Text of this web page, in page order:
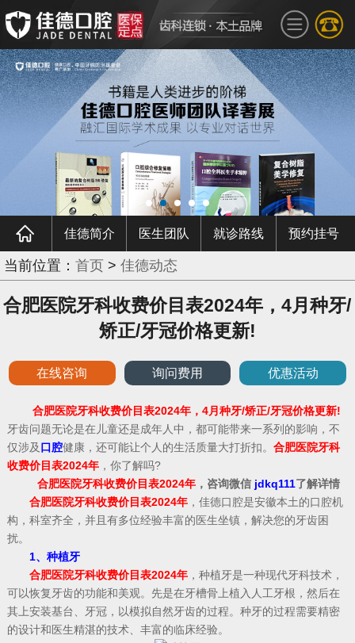
佳德简介 医生团队 就诊路线 预约挂号
当前位置： 首页 > 佳德动态
合肥医院牙科收费价目表2024年，4月种牙/
矫正/牙冠价格更新!
在线咨询 询问费用 优惠活动
合肥医院牙科收费价目表2024年，4月种牙/矫正/牙冠价格更新!
牙齿问题无论是在儿童还是成年人中，都可能带来一系列的影响，不
仅涉及口腔健康，还可能让个人的生活质量大打折扣。 合肥医院牙科
收费价目表2024年，你了解吗?
合肥医院牙科收费价目表2024年，咨询微信jdkq111了解详情
合肥医院牙科收费价目表2024年，佳德口腔是安徽本土的口腔机
构，科室齐全，并且有多位经验丰富的医生坐镇，解决您的牙齿困
扰。
1、种植牙
合肥医院牙科收费价目表2024年，种植牙是一种现代牙科技术，
可以恢复牙齿的功能和美观。先是在牙槽骨上植入人工牙根，然后在
其上安装基台、牙冠，以模拟自然牙齿的过程。种牙的过程需要精密
的设计和医生精湛的技术、丰富的临床经验。